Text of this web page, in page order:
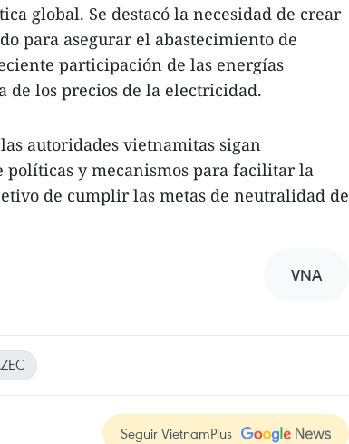
global. Se destacó la necesidad de crear
para asegurar el abastecimiento de
participación de las energías
de los precios de la electricidad.
autoridades vietnamitas sigan
y mecanismos para facilitar la
de cumplir las metas de neutralidad de
VNA
Seguir VietnamPlus